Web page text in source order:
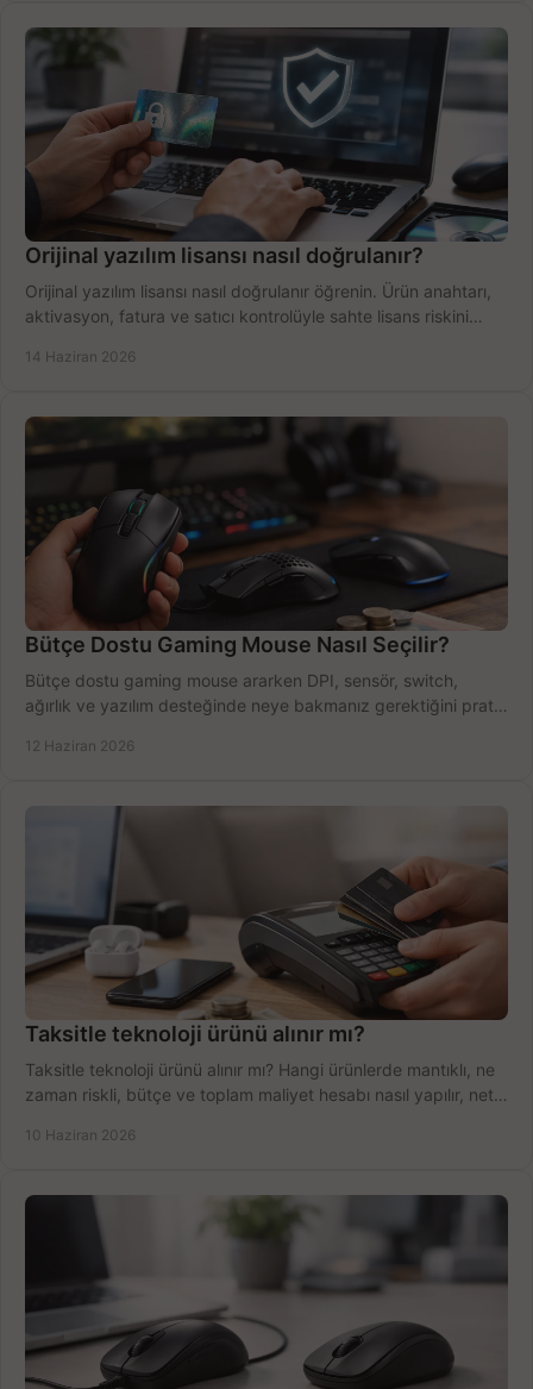
Orijinal yazılım lisansı nasıl doğrulanır?
Orijinal yazılım lisansı nasıl doğrulanır öğrenin. Ürün anahtarı,
aktivasyon, fatura ve satıcı kontrolüyle sahte lisans riskini
14 Haziran 2026
Bütçe Dostu Gaming Mouse Nasıl Seçilir?
Bütçe dostu gaming mouse ararken DPI, sensör, switch,
ağırlık ve yazılım desteğinde neye bakmanız gerektiğini pratik
12 Haziran 2026
Taksitle teknoloji ürünü alınır mı?
Taksitle teknoloji ürünü alınır mı? Hangi ürünlerde mantıklı, ne
zaman riskli, bütçe ve toplam maliyet hesabı nasıl yapılır, net
10 Haziran 2026